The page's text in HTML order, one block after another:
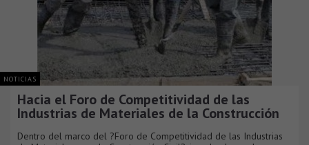
NOTICIAS
Hacia el Foro de Competitividad de las
Industrias de Materiales de la Construcción
Dentro del marco del ?Foro de Competitividad de las Industrias